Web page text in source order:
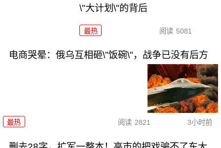
\"大计划\"的背后
最热 阅读 5081
电商哭晕：俄乌互相砸\"饭碗\"，战争已没有后方
最热 阅读 2821 3小时前